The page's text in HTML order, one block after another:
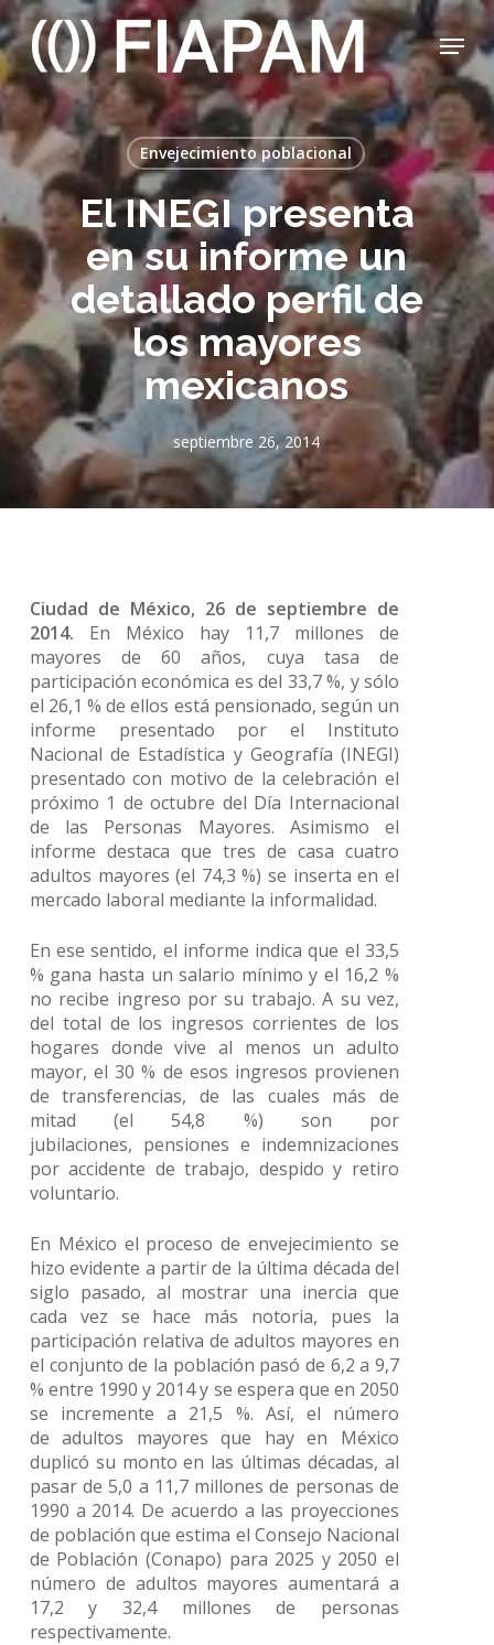
Skip
to
main
content
Menu
Envejecimiento poblacional
El INEGI presenta
en su informe un
detallado perfil de
los mayores
mexicanos
septiembre 26, 2014
Ciudad de México, 26 de septiembre de
2014. En México hay 11,7 millones de
mayores de 60 años, cuya tasa de
participación económica es del 33,7 %, y sólo
el 26,1 % de ellos está pensionado, según un
informe presentado por el Instituto
Nacional de Estadística y Geografía (INEGI)
presentado con motivo de la celebración el
próximo 1 de octubre del Día Internacional
de las Personas Mayores. Asimismo el
informe destaca que tres de casa cuatro
adultos mayores (el 74,3 %) se inserta en el
mercado laboral mediante la informalidad.
En ese sentido, el informe indica que el 33,5
% gana hasta un salario mínimo y el 16,2 %
no recibe ingreso por su trabajo. A su vez,
del total de los ingresos corrientes de los
hogares donde vive al menos un adulto
mayor, el 30 % de esos ingresos provienen
de transferencias, de las cuales más de
mitad (el 54,8 %) son por
jubilaciones, pensiones e indemnizaciones
por accidente de trabajo, despido y retiro
voluntario.
En México el proceso de envejecimiento se
hizo evidente a partir de la última década del
siglo pasado, al mostrar una inercia que
cada vez se hace más notoria, pues la
participación relativa de adultos mayores en
el conjunto de la población pasó de 6,2 a 9,7
% entre 1990 y 2014 y se espera que en 2050
se incremente a 21,5 %. Así, el número
de adultos mayores que hay en México
duplicó su monto en las últimas décadas, al
pasar de 5,0 a 11,7 millones de personas de
1990 a 2014. De acuerdo a las proyecciones
de población que estima el Consejo Nacional
de Población (Conapo) para 2025 y 2050 el
número de adultos mayores aumentará a
17,2 y 32,4 millones de personas
respectivamente.
Close
Menu